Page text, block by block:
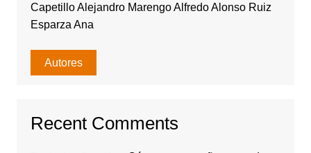
Capetillo Alejandro Marengo Alfredo Alonso Ruiz
Esparza Ana
Autores
Recent Comments